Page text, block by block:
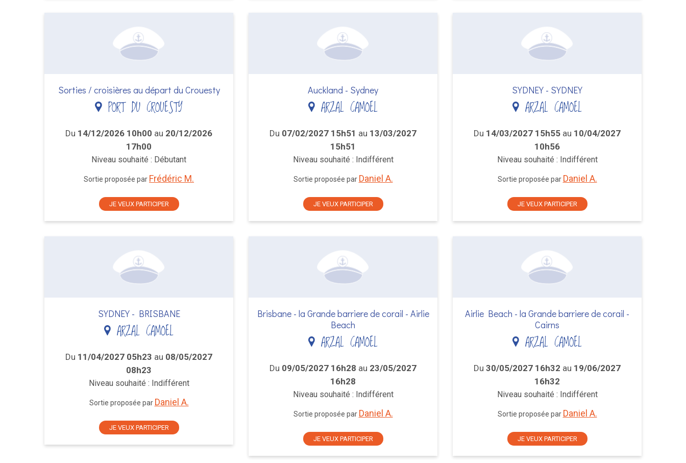
Sorties / croisières au départ du Crouesty
PORT DU CROUESTY
Du 14/12/2026 10h00 au 20/12/2026
17h00
Niveau souhaité : Débutant
Sortie proposée par Frédéric M.
JE VEUX PARTICIPER
Auckland - Sydney
ARZAL CAMOEL
Du 07/02/2027 15h51 au 13/03/2027
15h51
Niveau souhaité : Indifférent
Sortie proposée par Daniel A.
JE VEUX PARTICIPER
SYDNEY - SYDNEY
ARZAL CAMOEL
Du 14/03/2027 15h55 au 10/04/2027
10h56
Niveau souhaité : Indifférent
Sortie proposée par Daniel A.
JE VEUX PARTICIPER
SYDNEY - BRISBANE
ARZAL CAMOEL
Du 11/04/2027 05h23 au 08/05/2027
08h23
Niveau souhaité : Indifférent
Sortie proposée par Daniel A.
JE VEUX PARTICIPER
Brisbane - la Grande barriere de corail - Airlie
Beach
ARZAL CAMOEL
Du 09/05/2027 16h28 au 23/05/2027
16h28
Niveau souhaité : Indifférent
Sortie proposée par Daniel A.
JE VEUX PARTICIPER
Airlie Beach - la Grande barriere de corail -
Cairns
ARZAL CAMOEL
Du 30/05/2027 16h32 au 19/06/2027
16h32
Niveau souhaité : Indifférent
Sortie proposée par Daniel A.
JE VEUX PARTICIPER